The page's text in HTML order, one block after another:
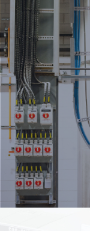
SERVICES
CARRIÈRES